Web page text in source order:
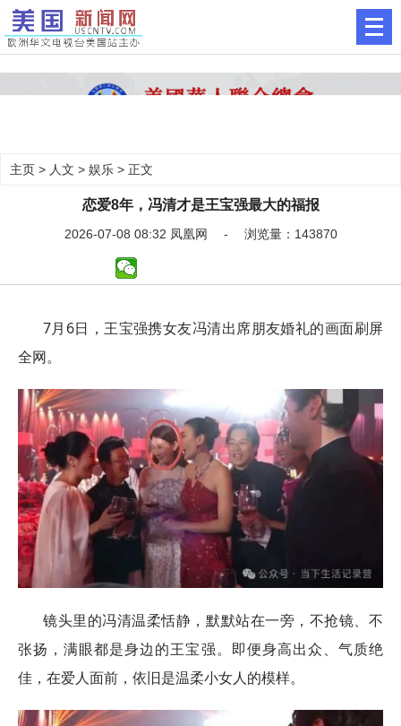
主页 > 人文 > 娱乐 > 正文
恋爱8年，冯清才是王宝强最大的福报
2026-07-08 08:32 凤凰网 - 浏览量：143870
7月6日，王宝强携女友冯清出席朋友婚礼的画面刷屏
全网。
镜头里的冯清温柔恬静，默默站在一旁，不抢镜、不
张扬，满眼都是身边的王宝强。即便身高出众、气质绝
佳，在爱人面前，依旧是温柔小女人的模样。